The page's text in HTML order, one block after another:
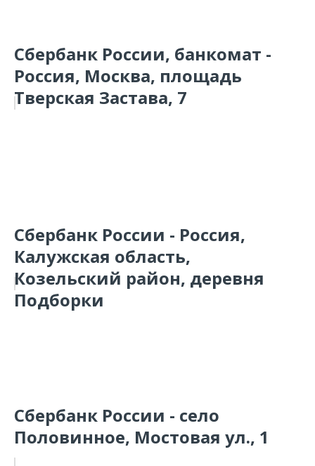
Сбербанк России, банкомат -
Россия, Москва, площадь
Тверская Застава, 7
Сбербанк России - Россия,
Калужская область,
Козельский район, деревня
Подборки
Сбербанк России - село
Половинное, Мостовая ул., 1